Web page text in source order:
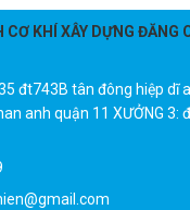
nhất.
CƠ KHÍ XÂY DỰNG ĐĂNG
đt743B tân đông hiệp dĩ
anh quận 11 XƯỞNG 3: